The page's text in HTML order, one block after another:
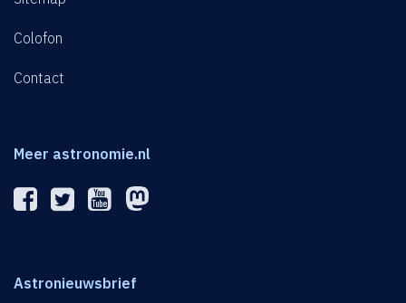
Colofon
Contact
Meer astronomie.nl
Astronieuwsbrief